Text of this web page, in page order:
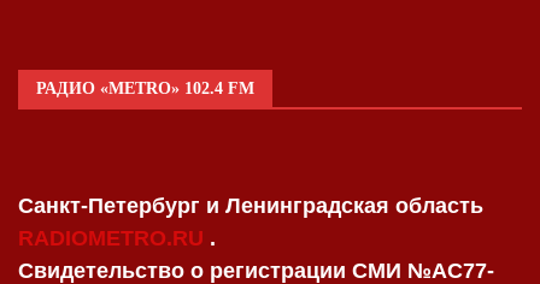
РАДИО «METRO» 102.4 FM
Санкт-Петербург и Ленинградская область
RADIOMETRO.RU .
Свидетельство о регистрации СМИ №AC77-